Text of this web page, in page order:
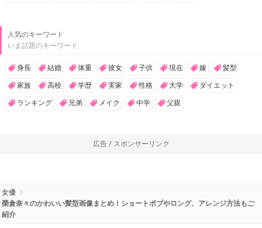
人気のキーワード
いま話題のキーワード
身長 結婚 体重 彼女 子供 現在 嫁 髪型
家族 高校 学歴 実家 性格 大学 ダイエット
ランキング 兄弟 メイク 中学 父親
広告 / スポンサーリンク
女優
榮倉奈々のかわいい髪型画像まとめ！ショートボブやロング、アレンジ方法もご
紹介